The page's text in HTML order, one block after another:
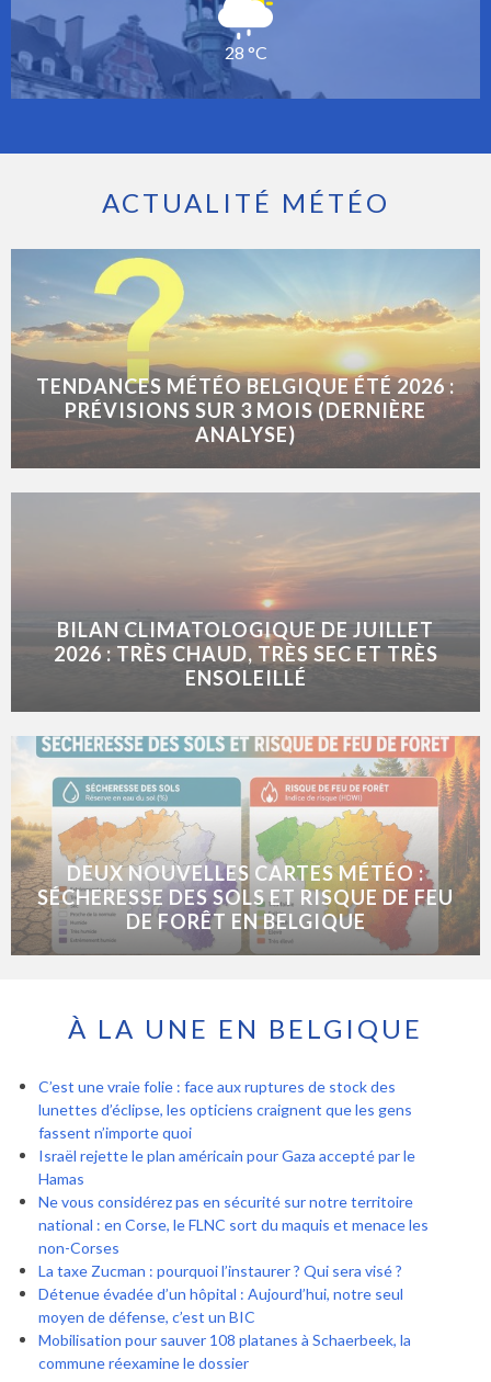
28 °C
ACTUALITÉ MÉTÉO
TENDANCES MÉTÉO BELGIQUE ÉTÉ 2026 :
PRÉVISIONS SUR 3 MOIS (DERNIÈRE
ANALYSE)
BILAN CLIMATOLOGIQUE DE JUILLET
2026 : TRÈS CHAUD, TRÈS SEC ET TRÈS
ENSOLEILLÉ
DEUX NOUVELLES CARTES MÉTÉO :
SÉCHERESSE DES SOLS ET RISQUE DE FEU
DE FORÊT EN BELGIQUE
À LA UNE EN BELGIQUE
C’est une vraie folie : face aux ruptures de stock des
lunettes d’éclipse, les opticiens craignent que les gens
fassent n’importe quoi
Israël rejette le plan américain pour Gaza accepté par le
Hamas
Ne vous considérez pas en sécurité sur notre territoire
national : en Corse, le FLNC sort du maquis et menace les
non-Corses
La taxe Zucman : pourquoi l’instaurer ? Qui sera visé ?
Détenue évadée d’un hôpital : Aujourd’hui, notre seul
moyen de défense, c’est un BIC
Mobilisation pour sauver 108 platanes à Schaerbeek, la
commune réexamine le dossier